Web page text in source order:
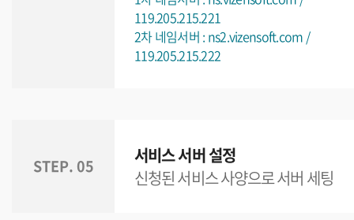
119.205.215.221
2차 네임서버 : ns2.vizensoft.com /
119.205.215.222
STEP. 05
서비스 서버 설정
신청된 서비스 사양으로 서버 세팅